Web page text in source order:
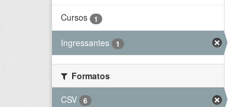
Cursos 1
Ingressantes 1
Formatos
CSV
6